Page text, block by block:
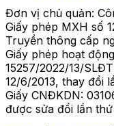
Đơn vị chủ quản:
Giấy phép MXH số
Truyền thông cấp
Giấy phép hoạt
15257/2022/13/
12/6/2013, thay đổi
Giấy CNĐKDN:
được sửa đổi lần